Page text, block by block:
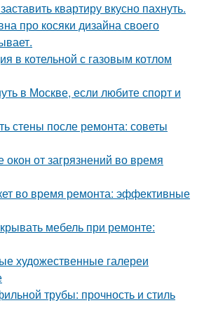
квартиру вкусно пахнуть.
про косяки дизайна своего
в котельной с газовым котлом
в Москве, если любите спорт и
стены после ремонта: советы
от загрязнений во время
во время ремонта: эффективные
мебель при ремонте:
художественные галереи
трубы: прочность и стиль